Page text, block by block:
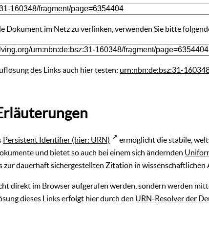
Dokument im Netz zu verlinken, verwenden Sie bitte
des Links auch hier testen: urn:nbn:de:bsz:31-
Persistent Identifier (hier: URN)
ermöglicht die stabile,
und bietet so auch bei einem sich ändernden
zur dauerhaft sichergestellten Zitation in wissenschaftlichen
direkt im Browser aufgerufen werden, sondern werden
dieses Links erfolgt hier durch den URN-Resolver der